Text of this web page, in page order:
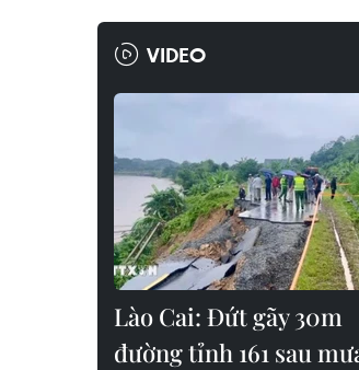
VIDEO
Lào Cai: Đứt gãy 30m
đường tỉnh 161 sau